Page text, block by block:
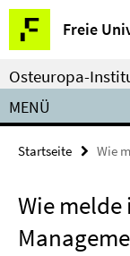
Springe
direkt
zu
Inhalt
Freie
Service-
Navigation
Osteuropa-
MENÜ
Startseite Wie
Wie